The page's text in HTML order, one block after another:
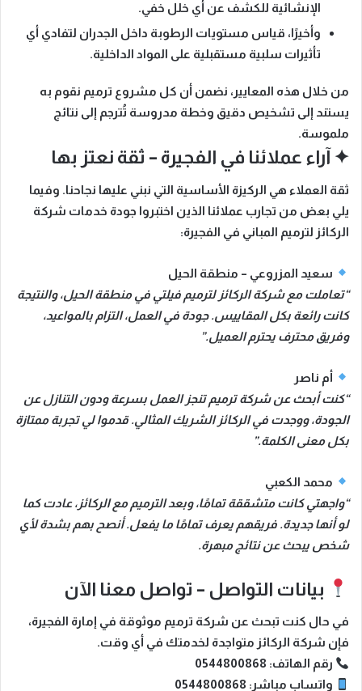
الإنشائية للكشف عن أي خلل خفي.
وأخيرًا، قياس مستويات الرطوبة داخل الجدران لتفادي أي
تأثيرات سلبية مستقبلية على المواد الداخلية.
من خلال هذه المعايير، نضمن أن كل مشروع ترميم نقوم به
يستند إلى تشخيص دقيق وخطة مدروسة تُترجم إلى نتائج
ملموسة.
✦ آراء عملائنا في الفجيرة – ثقة نعتز بها
ثقة العملاء هي الركيزة الأساسية التي نبني عليها نجاحنا. وفيما
يلي بعض من تجارب عملائنا الذين اختبروا جودة خدمات شركة
الركائز لترميم المباني في الفجيرة:
سعيد المزروعي – منطقة الحيل
“تعاملت مع شركة الركائز لترميم فيلتي في منطقة الحيل، والنتيجة
كانت رائعة بكل المقاييس. جودة في العمل، التزام بالمواعيد،
وفريق محترف يحترم العميل.”
أم ناصر
“كنت أبحث عن شركة ترميم تنجز العمل بسرعة ودون التنازل عن
الجودة، ووجدت في الركائز الشريك المثالي. قدموا لي تجربة ممتازة
بكل معنى الكلمة.”
محمد الكعبي
“واجهتي كانت متشققة تمامًا، وبعد الترميم مع الركائز، عادت كما
لو أنها جديدة. فريقهم يعرف تمامًا ما يفعل. أنصح بهم بشدة لأي
شخص يبحث عن نتائج مبهرة.
بيانات التواصل – تواصل معنا الآن
في حال كنت تبحث عن شركة ترميم موثوقة في إمارة الفجيرة،
فإن شركة الركائز متواجدة لخدمتك في أي وقت.
رقم الهاتف: 0544800868
واتساب مباشر : 0544800868